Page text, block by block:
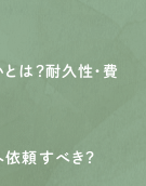
は？耐久性・費
頼すべき？